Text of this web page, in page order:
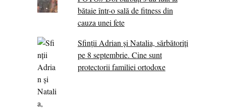
bătaie într-o sală de fitness din
cauza unei fete
Sfinții Adrian și Natalia, sărbătoriți
pe 8 septembrie. Cine sunt
protectorii familiei ortodoxe